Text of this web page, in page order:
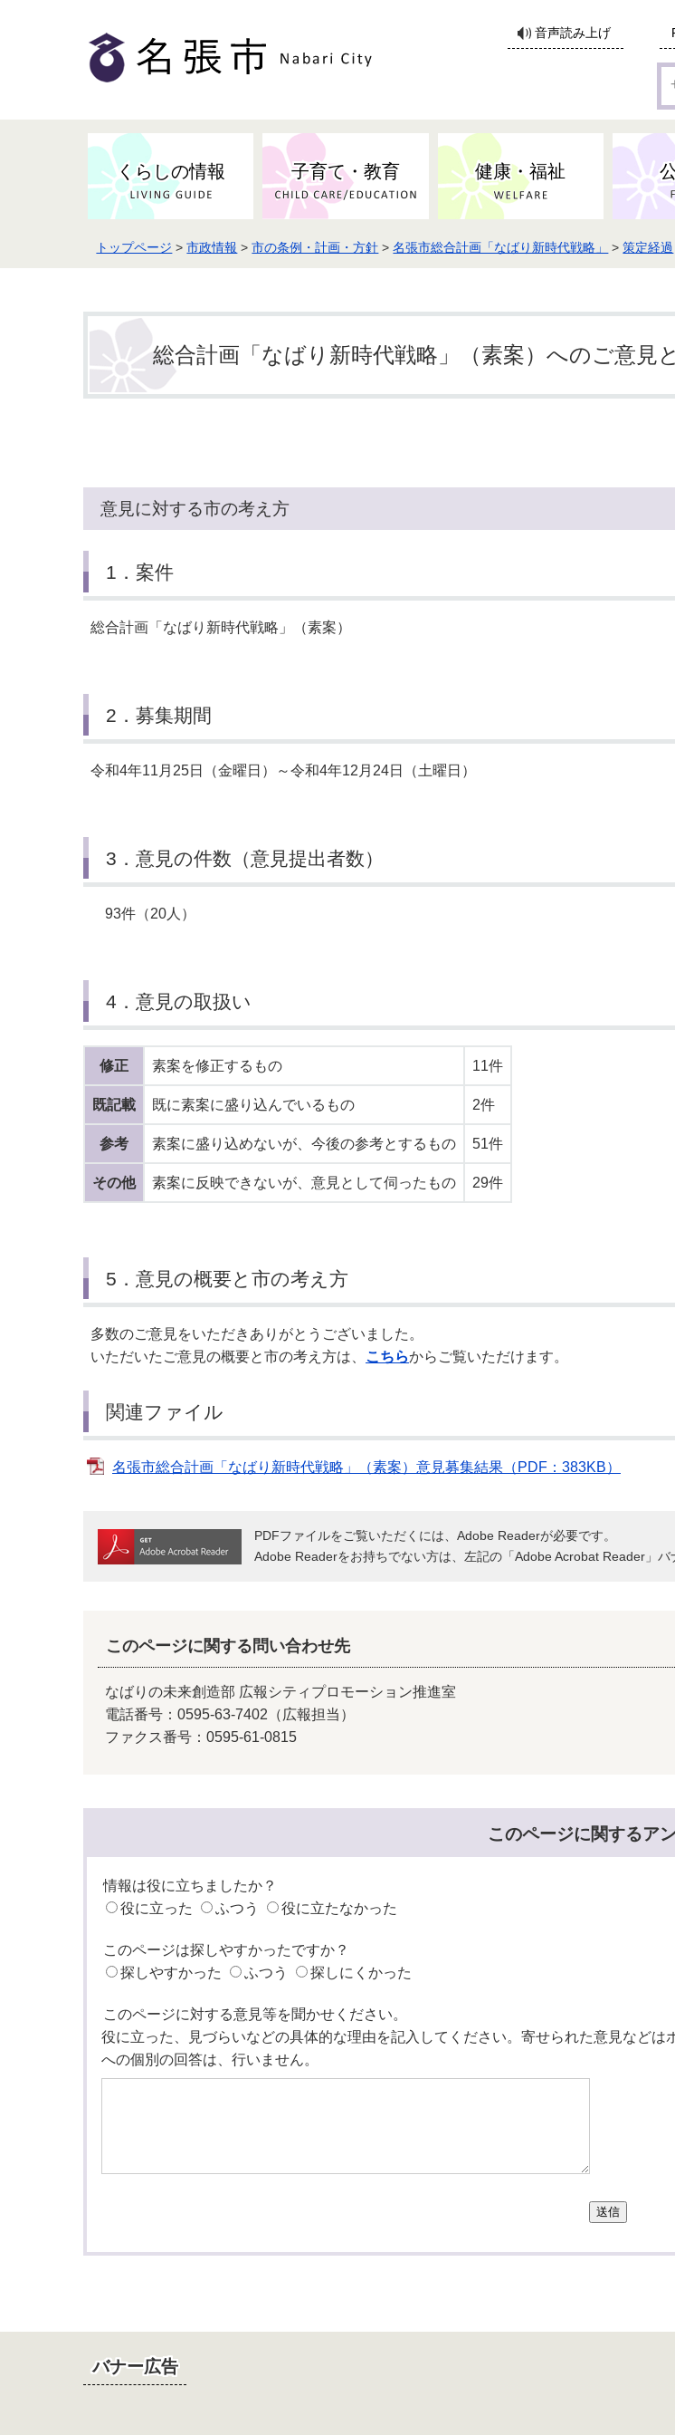
音声読み上げ
イ
ト
検
索
くらしの情報
届出・証明 税
斎場・墓園・墓地 住宅
防災・防犯・消防・行方不明
子育て・教育
子育
小中
健康・福祉
健康・検（健）診・予防接種 地域福祉
スポーツ 保険・年金・医療助成
地域医療 防災・消防
市民センター・市民活動・交流施
設
市の条例・計画・方針 監査
市政へのご意見 施設見学会
市の人事・職員採用
市の行財政
事業者の方へお知らせ 各種広告・協賛のご案内
入札・契約 税金
トップページ >市政情報 >市の条例・計画・方針 >名張市総合計画「なばり新時代戦略」 >策定経過
総合計画「なばり新時代戦略」（素案）へのご意見
意見に対する市の考え方
1．案件
総合計画「なばり新時代戦略」（素案）
2．募集期間
令和4年11月25日（金曜日）～令和4年12月24日（土曜日）
3．意見の件数（意見提出者数）
93件（20人）
4．意見の取扱い
修正 素案を修正するもの 11件
既記載 既に素案に盛り込んでいるもの 2件
参考 素案に盛り込めないが、今後の参考とするもの 51件
その他 素案に反映できないが、意見として伺ったもの 29件
5．意見の概要と市の考え方
多数のご意見をいただきありがとうございました。
いただいたご意見の概要と市の考え方は、 こちらからご覧いただけます。
関連ファイル
名張市総合計画「なばり新時代戦略」（素案）意見募集結果（PDF：383KB）
PDFファイルをご覧いただくには、Adobe Readerが必要です。
Adobe Readerをお持ちでない方は、左記の「Adobe Acrobat Reader」
このページに関する問い合わせ先
なばりの未来創造部 広報シティプロモーション推進室
電話番号：0595-63-7402（広報担当）
ファクス番号：0595-61-0815
このページに関するア
情報は役に立ちましたか？
役に立った
ふつう 役に立たなかった
このページは探しやすかったですか？
探しやすかった
ふつう 探しにくかった
このページに対する意見等を聞かせください。
役に立った、見づらいなどの具体的な理由を記入してください。寄せられた意見など
への個別の回答は、行いません。
送信
バナー広告